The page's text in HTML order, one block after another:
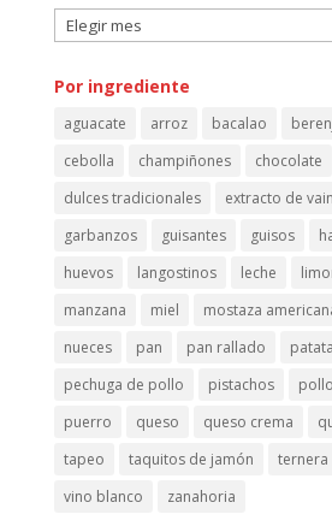
Buscar
Por
fecha
emisión
Por ingrediente
aguacate arroz bacalao
cebolla
champiñones chocolate
dulces tradicionales
extracto de
garbanzos
guisantes guisos
huevos
langostinos leche
manzana
miel mostaza
nueces
pan pan rallado
pechuga de pollo
pistachos pollo
puerro
queso queso crema
tapeo
taquitos de jamón ternera
vino blanco
zanahoria